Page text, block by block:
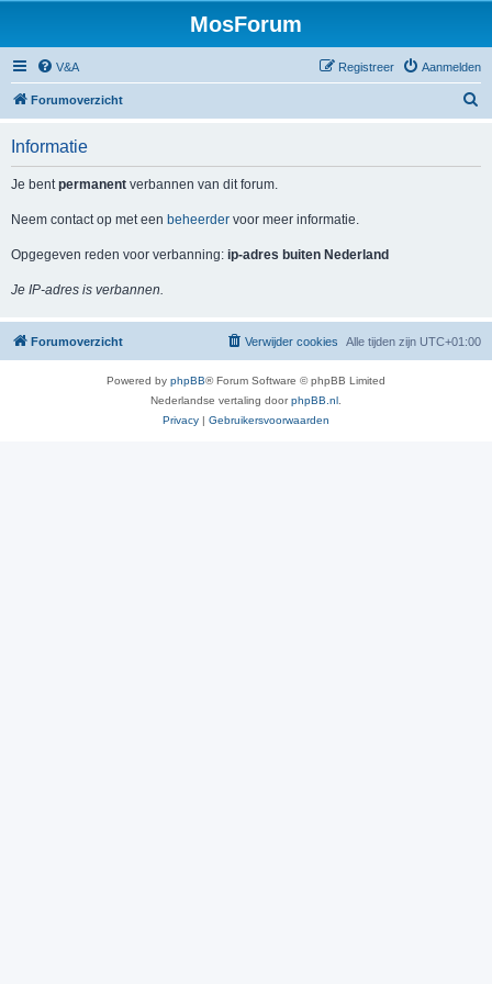
MosForum
V&A Aanmelden
Registreer
Forumoverzicht
Informatie
Je bentpermanent verbannen van dit forum.
Neem contact op met een beheerder voor meer informatie.
Opgegeven reden voor verbanning: ip-adres buiten Nederland
Je IP-adres is verbannen.
Forumoverzicht Alle tijden zijn UTC+01:00
Verwijder cookies
Powered by phpBB® Forum Software © phpBB Limited
Nederlandse vertaling doorphpBB.nl
Privacy | Gebruikersvoorwaarden